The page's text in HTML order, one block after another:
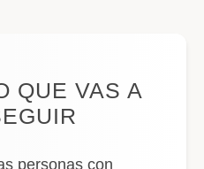
QUE VAS A
personas con